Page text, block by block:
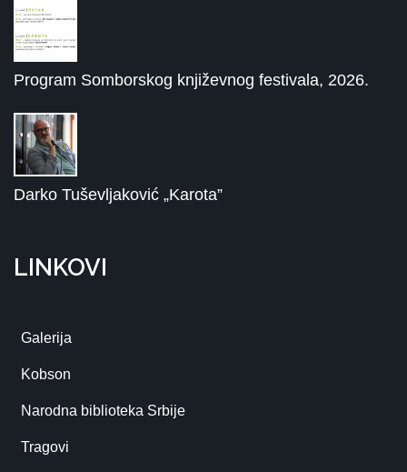
Program Somborskog književnog festivala, 2026.
Darko Tuševljaković „Karota”
LINKOVI
Galerija
Kobson
Narodna biblioteka Srbije
Tragovi